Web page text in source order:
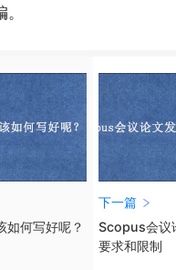
如何写好呢？
下一篇
Scopus会议
要求和限制